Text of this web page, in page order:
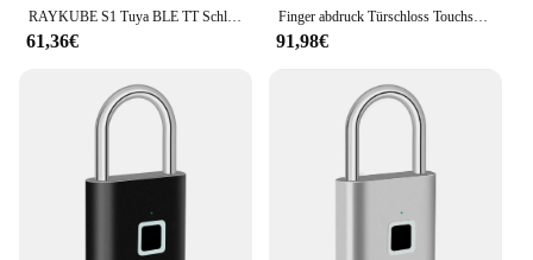
RAYKUBE S1 Tuya BLE TT Schloss Intelligentes elektronisches Türschloss mit DIY Zylinderkern Fingerabdruck APP Schlüssel IC-Karte entsperren für Home Hotel
61,36€
Finger abdruck Türschloss Touchscreen Tastatur Riegels chloss mit reversiblem Griff Tuya App Fernbedienung biometrische Smart Lock
91,98€